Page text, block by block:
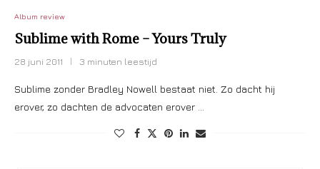
Album review
Sublime with Rome – Yours Truly
28 juni 2011 3 minuten leestijd
Sublime zonder Bradley Nowell bestaat niet. Zo dacht hij
erover, zo dachten de advocaten erover …